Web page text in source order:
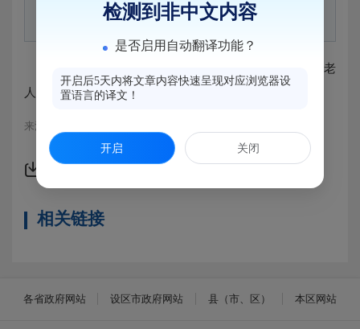
10月为5042人(其中百岁及以上老人18人)发放高龄老
人补贴1013800元。
来源：马尾区民政局
附件下载
相关链接
各省政府网站 设区市政府网站 县（市、区） 本区网站
检测到非中文内容
是否启用自动翻译功能？
开启后5天内将文章内容快速呈现对应浏览器设
置语言的译文！
开启 关闭